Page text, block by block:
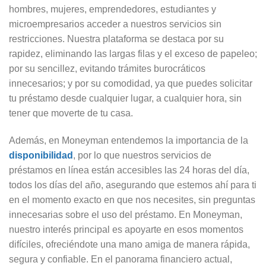
hombres, mujeres, emprendedores, estudiantes y
microempresarios acceder a nuestros servicios sin
restricciones. Nuestra plataforma se destaca por su
rapidez, eliminando las largas filas y el exceso de papeleo;
por su sencillez, evitando trámites burocráticos
innecesarios; y por su comodidad, ya que puedes solicitar
tu préstamo desde cualquier lugar, a cualquier hora, sin
tener que moverte de tu casa.
Además, en Moneyman entendemos la importancia de la
disponibilidad , por lo que nuestros servicios de
préstamos en línea están accesibles las 24 horas del día,
todos los días del año, asegurando que estemos ahí para ti
en el momento exacto en que nos necesites, sin preguntas
innecesarias sobre el uso del préstamo. En Moneyman,
nuestro interés principal es apoyarte en esos momentos
difíciles, ofreciéndote una mano amiga de manera rápida,
segura y confiable. En el panorama financiero actual,